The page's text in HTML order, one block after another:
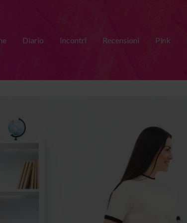
Diario Incontri Recensioni Pink